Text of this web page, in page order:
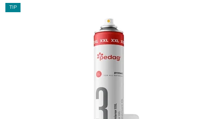
TIP